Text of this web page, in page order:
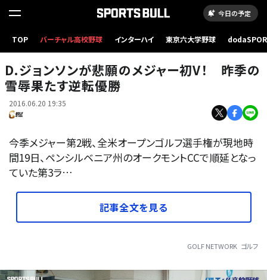
今日の予定
TOP バーチャル高校野球 インターハイ 東京六大学野球
D.ジョンソンが悲願のメジャー初V！ 昨季の
雪辱果たす逆転優勝
2016.06.20 19:35
今季メジャー第2戦、全米オープンゴルフ選手権が現地時
間19日、ペンシルベニア州のオークモントCCで順延となっ
ていた第3ラ…
記事全文を見る
GOLF NETWORK ゴルフ